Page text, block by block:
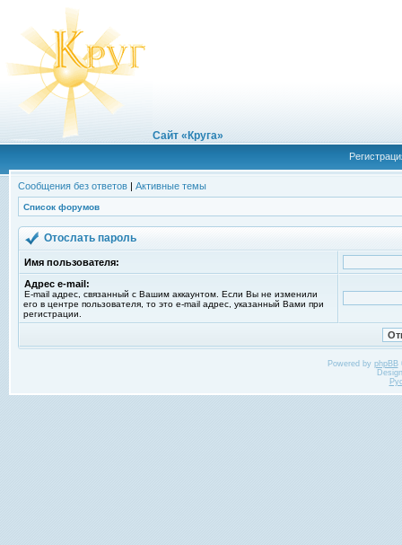
Сайт «Круга»
Сообщения без ответов | Активные темы
Список форумов
Отослать пароль
Имя пользователя:
Адрес e-mail:
E-mail адрес, связанный с Вашим аккаунтом. Если Вы не изменили
его в центре пользователя, то это e-mail адрес, указанный Вами при
регистрации.
Powered by phpBB